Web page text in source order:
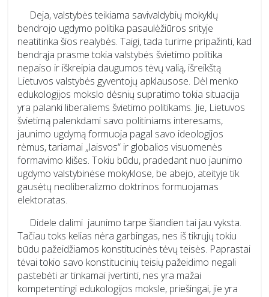
Deja, valstybės teikiama savivaldybių mokyklų
bendrojo ugdymo politika pasaulėžiūros srityje
neatitinka šios realybės. Taigi, tada turime pripažinti, kad
bendrąja prasme tokia valstybės švietimo politika
nepaiso ir iškreipia daugumos tėvų valią, išreikštą
Lietuvos valstybės gyventojų apklausose. Dėl menko
edukologijos mokslo dėsnių supratimo tokia situacija
yra palanki liberaliems švietimo politikams. Jie, Lietuvos
švietimą palenkdami savo politiniams interesams,
jaunimo ugdymą formuoja pagal savo ideologijos
rėmus, tariamai „laisvos“ ir globalios visuomenės
formavimo klišes. Tokiu būdu, pradedant nuo jaunimo
ugdymo valstybinėse mokyklose, be abejo, ateityje tik
gausėtų neoliberalizmo doktrinos formuojamas
elektoratas.
Didele dalimi jaunimo tarpe šiandien tai jau vyksta.
Tačiau toks kelias nėra garbingas, nes iš tikrųjų tokiu
būdu pažeidžiamos konstitucinės tėvų teisės. Paprastai
tėvai tokio savo konstitucinių teisių pažeidimo negali
pastebėti ar tinkamai įvertinti, nes yra mažai
kompetentingi edukologijos moksle, priešingai, jie yra